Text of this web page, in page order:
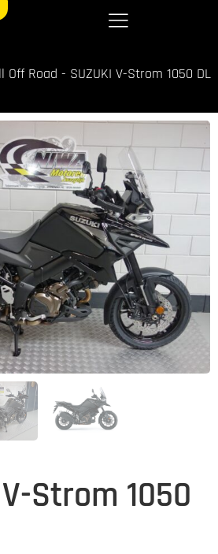
Off Road - SUZUKI V-Strom 1050 DL
Strom 1050